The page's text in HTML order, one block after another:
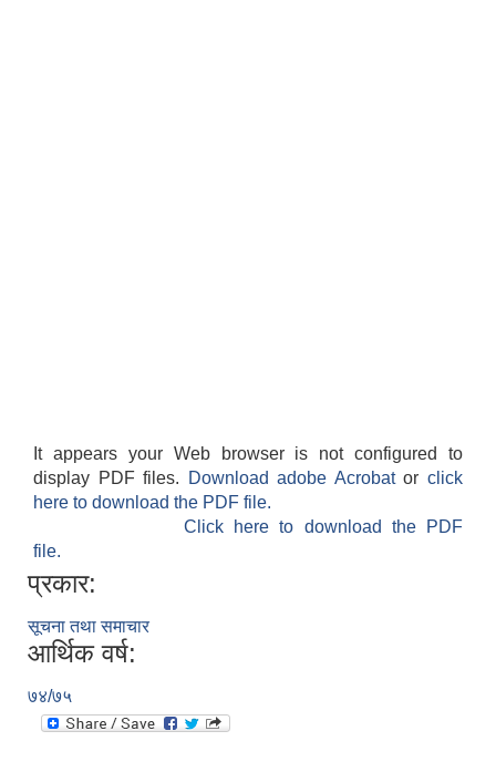
It appears your Web browser is not configured to
display PDF files.
Download adobe Acrobatorclick
here to download the PDF file.
Click here to download the PDF
file.
प्रकार:
सूचना तथा समाचार
आर्थिक वर्ष:
७४/७५